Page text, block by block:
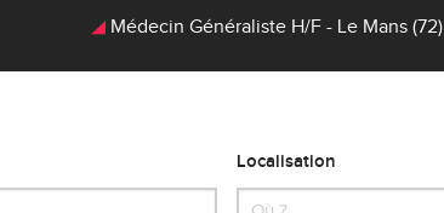
Médecin Généraliste H/F - Le Mans (72)
Localisation